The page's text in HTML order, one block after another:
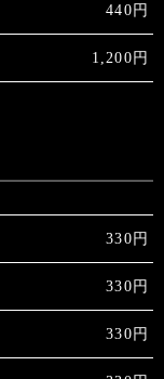
440円
1,200円
330円
330円
330円